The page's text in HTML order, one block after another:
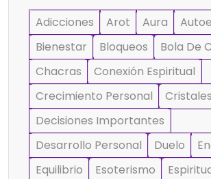
Adicciones Arot Aura
Bienestar
Bloqueos
Bola De
Chacras
Conexión Espiritual
Crecimiento Personal
Cristales
Decisiones Importantes
Desarrollo Personal
Duelo
Equilibrio
Esoterismo